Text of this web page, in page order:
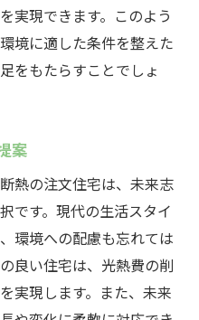
実現できます。このよう
境に適した条件を整えた
をもたらすことでしょ
案
熱の注文住宅は、未来志
です。現代の生活スタイ
環境への配慮も忘れては
良い住宅は、光熱費の削
実現します。また、未来